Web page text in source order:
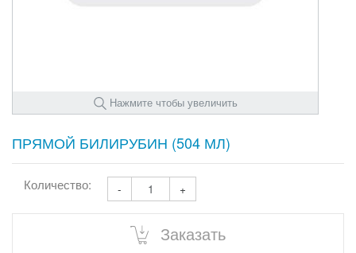
Нажмите чтобы увеличить
ПРЯМОЙ БИЛИРУБИН (504 МЛ)
Количество: - +
Заказать